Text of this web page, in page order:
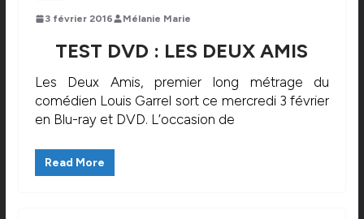
3 février 2016 Mélanie Marie
TEST DVD : LES DEUX AMIS
Les Deux Amis, premier long métrage du
comédien Louis Garrel sort ce mercredi 3 février
en Blu-ray et DVD. L’occasion de
Read More